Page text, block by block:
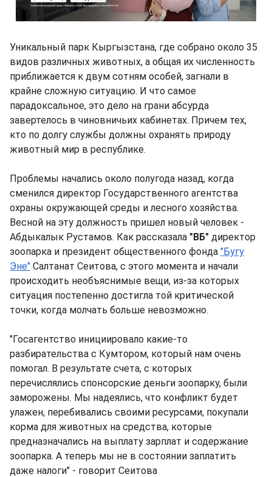
Уникальный парк Кыргызстана, где собрано около 35
видов различных животных, а общая их численность
приближается к двум сотням особей, загнали в
крайне сложную ситуацию. И что самое
парадоксальное, это дело на грани абсурда
завертелось в чиновничьих кабинетах. Причем тех,
кто по долгу службы должны охранять природу
животный мир в республике.
Проблемы начались около полугода назад, когда
сменился директор Государственного агентства
охраны окружающей среды и лесного хозяйства.
Весной на эту должность пришел новый человек -
Абдыкалык Рустамов. Как рассказала "ВБ" директор
зоопарка и президент общественного фонда "Бугу
Эне" Салтанат Сеитова, с этого момента и начали
происходить необъяснимые вещи, из-за которых
ситуация постепенно достигла той критической
точки, когда молчать больше невозможно.
"Госагентство инициировало какие-то
разбирательства с Кумтором, который нам очень
помогал. В результате счета, с которых
перечислялись спонсорские деньги зоопарку, были
заморожены. Мы надеялись, что конфликт будет
улажен, перебивались своими ресурсами, покупали
корма для животных на средства, которые
предназначались на выплату зарплат и содержание
зоопарка. А теперь мы не в состоянии заплатить
даже налоги" - говорит Сеитова